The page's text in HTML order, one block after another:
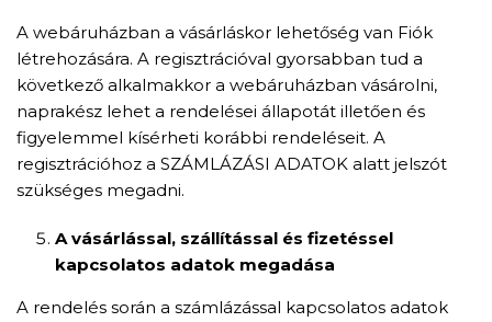
A webáruházban a vásárláskor lehetőség van Fiók
létrehozására. A regisztrációval gyorsabban tud a
következő alkalmakkor a webáruházban vásárolni,
naprakész lehet a rendelései állapotát illetően és
figyelemmel kísérheti korábbi rendeléseit. A
regisztrációhoz a SZÁMLÁZÁSI ADATOK alatt jelszót
szükséges megadni.
A vásárlással, szállítással és fizetéssel
kapcsolatos adatok megadása
A rendelés során a számlázással kapcsolatos adatok